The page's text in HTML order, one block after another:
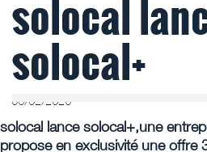
solocal
solocal+
06/02/2026
solocal lance solocal+,une
propose en exclusivité une offre